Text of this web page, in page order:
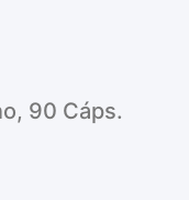
90 Cáps.